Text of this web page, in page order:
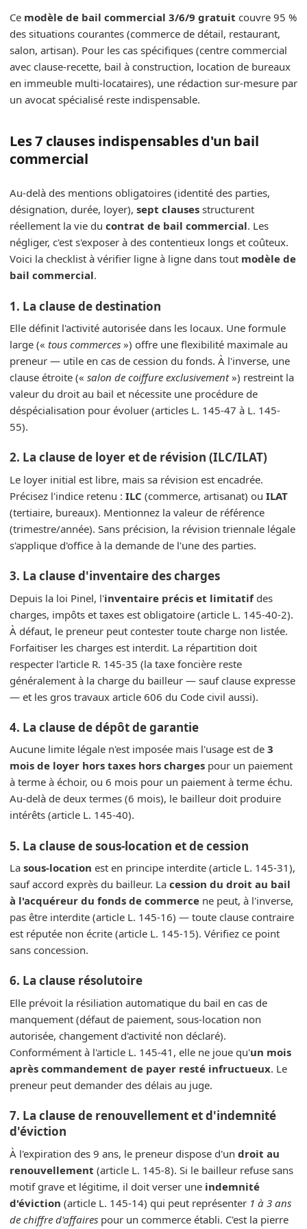
Ce modèle de bail commercial 3/6/9 gratuit couvre 95 %
des situations courantes (commerce de détail, restaurant,
salon, artisan). Pour les cas spécifiques (centre commercial
avec clause-recette, bail à construction, location de bureaux
en immeuble multi-locataires), une rédaction sur-mesure par
un avocat spécialisé reste indispensable.
Les 7 clauses indispensables d'un bail
commercial
Au-delà des mentions obligatoires (identité des parties,
désignation, durée, loyer), sept clauses structurent
réellement la vie du contrat de bail commercial. Les
négliger, c'est s'exposer à des contentieux longs et coûteux.
Voici la checklist à vérifier ligne à ligne dans tout modèle de
bail commercial.
1. La clause de destination
Elle définit l'activité autorisée dans les locaux. Une formule
large (« tous commerces ») offre une flexibilité maximale au
preneur — utile en cas de cession du fonds. À l'inverse, une
clause étroite (« salon de coiffure exclusivement») restreint la
valeur du droit au bail et nécessite une procédure de
déspécialisation pour évoluer (articles L. 145-47 à L. 145-
55).
2. La clause de loyer et de révision (ILC/ILAT)
Le loyer initial est libre, mais sa révision est encadrée.
Précisez l'indice retenu : ILC (commerce, artisanat) ou ILAT
(tertiaire, bureaux). Mentionnez la valeur de référence
(trimestre/année). Sans précision, la révision triennale légale
s'applique d'office à la demande de l'une des parties.
3. La clause d'inventaire des charges
Depuis la loi Pinel, l'inventaire précis et limitatifdes
charges, impôts et taxes est obligatoire (article L. 145-40-2).
À défaut, le preneur peut contester toute charge non listée.
Forfaitiser les charges est interdit. La répartition doit
respecter l'article R. 145-35 (la taxe foncière reste
généralement à la charge du bailleur — sauf clause expresse
— et les gros travaux article 606 du Code civil aussi).
4. La clause de dépôt de garantie
Aucune limite légale n'est imposée mais l'usage est de 3
mois de loyer hors taxes hors charges pour un paiement
à terme à échoir, ou 6 mois pour un paiement à terme échu.
Au-delà de deux termes (6 mois), le bailleur doit produire
intérêts (article L. 145-40).
5. La clause de sous-location et de cession
La sous-location est en principe interdite (article L. 145-31),
sauf accord exprès du bailleur. La cession du droit au bail
à l'acquéreur du fonds de commerce ne peut, à l'inverse,
pas être interdite (article L. 145-16) — toute clause contraire
est réputée non écrite (article L. 145-15). Vérifiez ce point
sans concession.
6. La clause résolutoire
Elle prévoit la résiliation automatique du bail en cas de
manquement (défaut de paiement, sous-location non
autorisée, changement d'activité non déclaré).
Conformément à l'article L. 145-41, elle ne joue qu'un mois
après commandement de payer resté infructueux. Le
preneur peut demander des délais au juge.
7. La clause de renouvellement et d'indemnité
d'éviction
À l'expiration des 9 ans, le preneur dispose d'un droit au
renouvellement (article L. 145-8). Si le bailleur refuse sans
motif grave et légitime, il doit verser une indemnité
d'éviction (article L. 145-14) qui peut représenter 1 à 3 ans
de chiffre d'affaires pour un commerce établi. C'est la pierre